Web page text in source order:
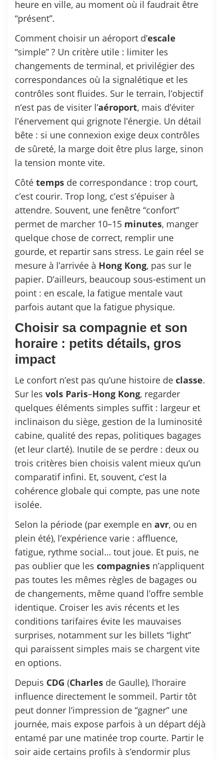
heure en ville, au moment où il faudrait être
“présent”.
Comment choisir un aéroport d’escale
“simple” ? Un critère utile : limiter les
changements de terminal, et privilégier des
correspondances où la signalétique et les
contrôles sont fluides. Sur le terrain, l’objectif
n’est pas de visiter l’aéroport, mais d’éviter
l’énervement qui grignote l’énergie. Un détail
bête : si une connexion exige deux contrôles
de sûreté, la marge doit être plus large, sinon
la tension monte vite.
Côté temps de correspondance : trop court,
c’est courir. Trop long, c’est s’épuiser à
attendre. Souvent, une fenêtre “confort”
permet de marcher 10–15 minutes, manger
quelque chose de correct, remplir une
gourde, et repartir sans stress. Le gain réel se
mesure à l’arrivée à Hong Kong, pas sur le
papier. D’ailleurs, beaucoup sous-estiment un
point : en escale, la fatigue mentale vaut
parfois autant que la fatigue physique.
Choisir sa compagnie et son
horaire : petits détails, gros
impact
Le confort n’est pas qu’une histoire de classe.
Sur les vols Paris–Hong Kong, regarder
quelques éléments simples suffit : largeur et
inclinaison du siège, gestion de la luminosité
cabine, qualité des repas, politiques bagages
(et leur clarté). Inutile de se perdre : deux ou
trois critères bien choisis valent mieux qu’un
comparatif infini. Et, souvent, c’est la
cohérence globale qui compte, pas une note
isolée.
Selon la période (par exemple en avr, ou en
plein été), l’expérience varie : affluence,
fatigue, rythme social… tout joue. Et puis, ne
pas oublier que les compagnies n’appliquent
pas toutes les mêmes règles de bagages ou
de changements, même quand l’offre semble
identique. Croiser les avis récents et les
conditions tarifaires évite les mauvaises
surprises, notamment sur les billets “light”
qui paraissent simples mais se chargent vite
en options.
Depuis CDG (Charles de Gaulle), l’horaire
influence directement le sommeil. Partir tôt
peut donner l’impression de “gagner” une
journée, mais expose parfois à un départ déjà
entamé par une matinée trop courte. Partir le
soir aide certains profils à s’endormir plus